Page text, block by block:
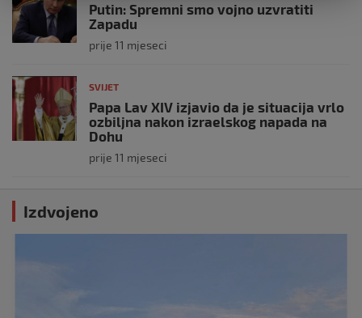
Putin: Spremni smo vojno uzvratiti
Zapadu
prije 11 mjeseci
SVIJET
Papa Lav XIV izjavio da je situacija vrlo
ozbiljna nakon izraelskog napada na
Dohu
prije 11 mjeseci
Izdvojeno